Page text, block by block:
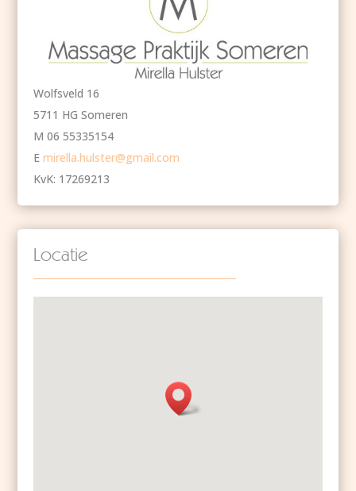
Wolfsveld 16
5711 HG Someren
M 06 55335154
Emirella.hulster@gmail.com
KvK: 17269213
Locatie